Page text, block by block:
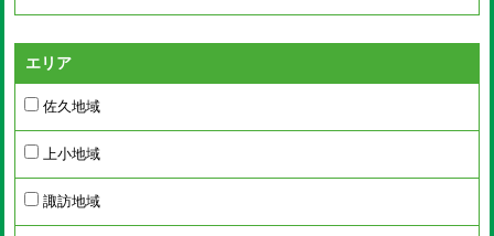
エリア
佐久地域
上小地域
諏訪地域